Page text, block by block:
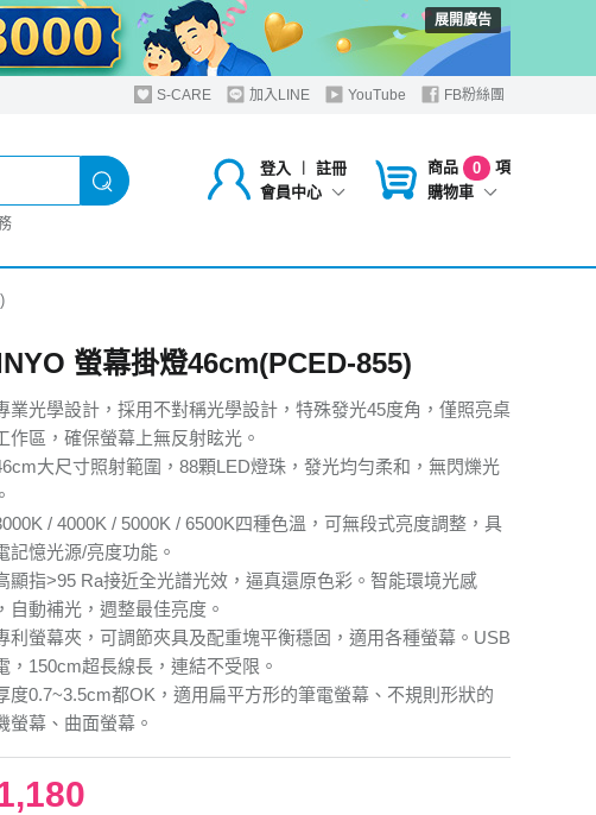
展開廣告
S-CARE 加入LINE YouTube FB粉絲團
登入 ︱
註冊
會員中心
商品 0
項
購物車
螢幕掛燈46cm(PCED-855)
業光學設計，採用不對稱光學設計，特殊發光45度角，僅照亮桌
作區，確保螢幕上無反射眩光。
大尺寸照射範圍，88顆LED燈珠，發光均勻柔和，無閃爍光
/ 4000K / 5000K / 6500K四種色溫，可無段式亮度調整，具
記憶光源/亮度功能。
顯指>95 Ra接近全光譜光效，逼真還原色彩。智能環境光感
自動補光，週整最佳亮度。
利螢幕夾，可調節夾具及配重塊平衡穩固，適用各種螢幕。USB
，150cm超長線長，連結不受限。
度0.7~3.5cm都OK，適用扁平方形的筆電螢幕、不規則形狀的
螢幕、曲面螢幕。